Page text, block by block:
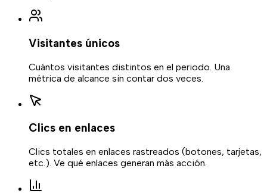
Visitantes únicos
Cuántos visitantes distintos en el periodo. Una
métrica de alcance sin contar dos veces.
Clics en enlaces
Clics totales en enlaces rastreados (botones, tarjetas,
etc.). Ve qué enlaces generan más acción.